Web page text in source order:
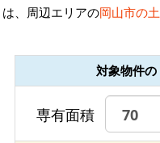
は、周辺エリアの岡山市の
対象物件
専有面積